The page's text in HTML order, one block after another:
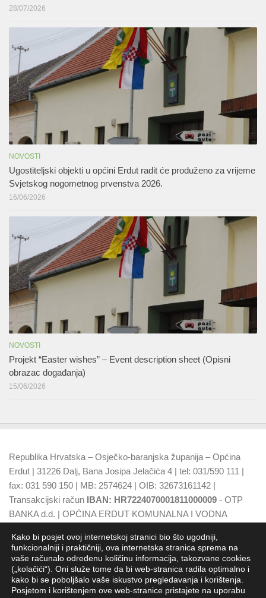
28/07/2026
NOVOSTI
Ugostiteljski objekti u općini Erdut radit će produženo za vrijeme
Svjetskog nogometnog prvenstva 2026.
16/06/2026
NOVOSTI
Projekt “Easter wishes” – Event description sheet (Opisni
obrazac događanja)
15/06/2026
Republika Hrvatska – Osječko-baranjska županija – Općina
Erdut | 31226 Dalj, Bana Josipa Jelačića 4 | tel: 031/590 111 |
fax: 031 590 150 | MB: 2574624 | OIB: 32673161142 |
Transakcijski račun IBAN: HR7224070001811000009 - OTP
BANKA d.d. | OPĆINA ERDUT KOMUNALNA I VODNA
d.d.
Kako bi posjet ovoj internetskoj stranici bio što ugodniji,
funkcionalniji i praktičniji, ova internetska stranica sprema na
vaše računalo određenu količinu informacija, takozvane cookies
(„kolačići“). Oni služe tome da bi web-stranica radila optimalno i
kako bi se poboljšalo vaše iskustvo pregledavanja i korištenja.
Posjetom i korištenjem ove web-stranice pristajete na uporabu